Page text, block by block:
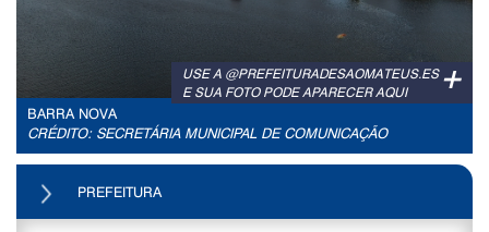
+
USE A @PREFEITURADESAOMATEUS.ES
E SUA FOTO PODE APARECER AQUI
BARRA NOVA
CRÉDITO: SECRETÁRIA MUNICIPAL DE COMUNICAÇÃO
PREFEITURA